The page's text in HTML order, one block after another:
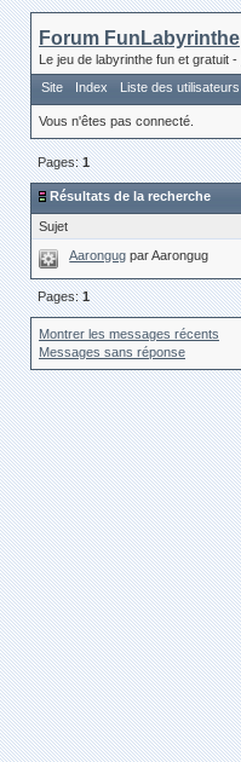
Forum FunLabyrinthe
Le jeu de labyrinthe fun et gratuit -
Site
Index Liste des utilisateurs
Vous n'êtes pas connecté.
Pages:1
Résultats de la recherche
Sujet
Aarongug par Aarongug
Pages:1
Montrer les messages récents
Messages sans réponse